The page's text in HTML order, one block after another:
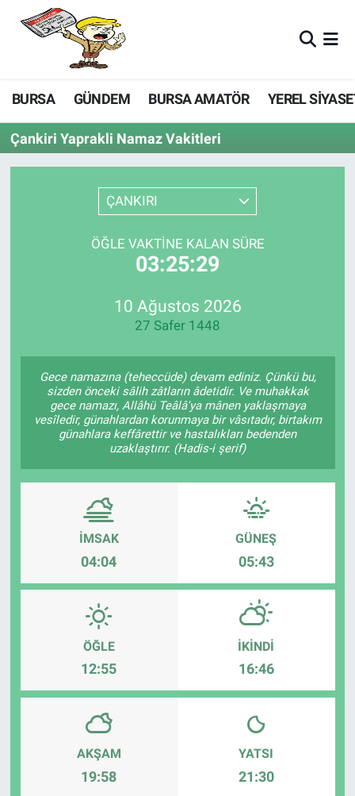
BURSA GÜNDEM BURSA AMATÖR YEREL
Çankiri Yaprakli Namaz Vakitleri
ÇANKIRI
ÖĞLE VAKTINE KALAN SÜRE
03:25:29
10 Ağustos 2026
27 Safer 1448
Gece namazına (teheccüde) devam ediniz. Çünkü bu,
sizden önceki sâlih zâtların âdetidir. Ve muhakkak
gece namazı, Allâhü Teâlâ'ya mânen yaklaşmaya
vesîledir, günahlardan korunmaya bir vâsıtadır, birtakım
günahlara keffârettir ve hastalıkları bedenden
uzaklaştırır. (Hadis-i şerif)
İMSAK
04:04
GÜNEŞ
05:43
ÖĞLE
12:55
İKINDI
16:46
AKŞAM
19:58
YATSI
21:30